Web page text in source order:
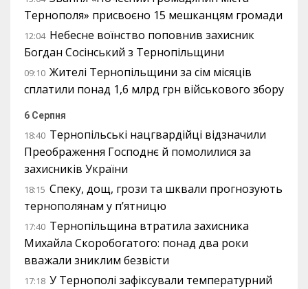
Тернополя» присвоєно 15 мешканцям громади
12:04 Небесне воїнство поповнив захисник
Богдан Сосінський з Тернопільщини
09:10 Жителі Тернопільщини за сім місяців
сплатили понад 1,6 млрд грн військового збору
6 Серпня
18:40 Тернопільські нацгвардійці відзначили
Преображення Господнє й помолилися за
захисників України
18:15 Спеку, дощ, грози та шквали прогнозують
тернополянам у п’ятницю
17:40 Тернопільщина втратила захисника
Михайла Скоробогатого: понад два роки
вважали зниклим безвісти
17:18 У Тернополі зафіксували температурний